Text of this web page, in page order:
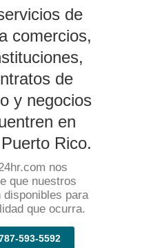
de
comercios,
de
y negocios
en
Rico.
nos
que nuestros
disponibles para
que ocurra.
593-5592